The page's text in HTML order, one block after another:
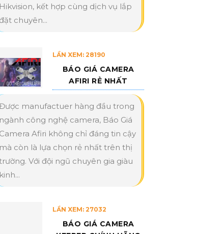
Hikvision, kết hợp cùng dịch vụ lắp
chuyên...
LẦN XEM: 28190
BÁO GIÁ CAMERA
AFIRI RẺ NHẤT
manufactuer hàng đầu trong
ngành công nghệ camera, Báo Giá
Camera Afiri không chỉ đáng tin cậy
mà còn là lựa chọn rẻ nhất trên thị
Với đội ngũ chuyên gia giàu
kinh...
LẦN XEM: 27032
BÁO GIÁ CAMERA